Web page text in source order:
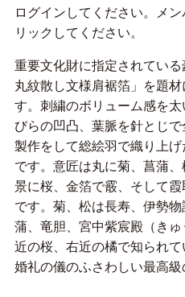
ログインしてください。メ
リックしてください。
重要文化財に指定されてい
丸紋散し文様肩裾箔」を題
す。刺繍のボリューム感を
びらの凹凸、葉脈を針とじ
製作をして総絵羽で織り上
です。意匠は丸に菊、菖蒲
景に桜、金箔で霰、そして
です。菊、松は長寿、伊勢
蒲、竜胆、宮中紫宸殿（き
近の桜、右近の橘で知られて
婚礼の儀のふさわしい最高級